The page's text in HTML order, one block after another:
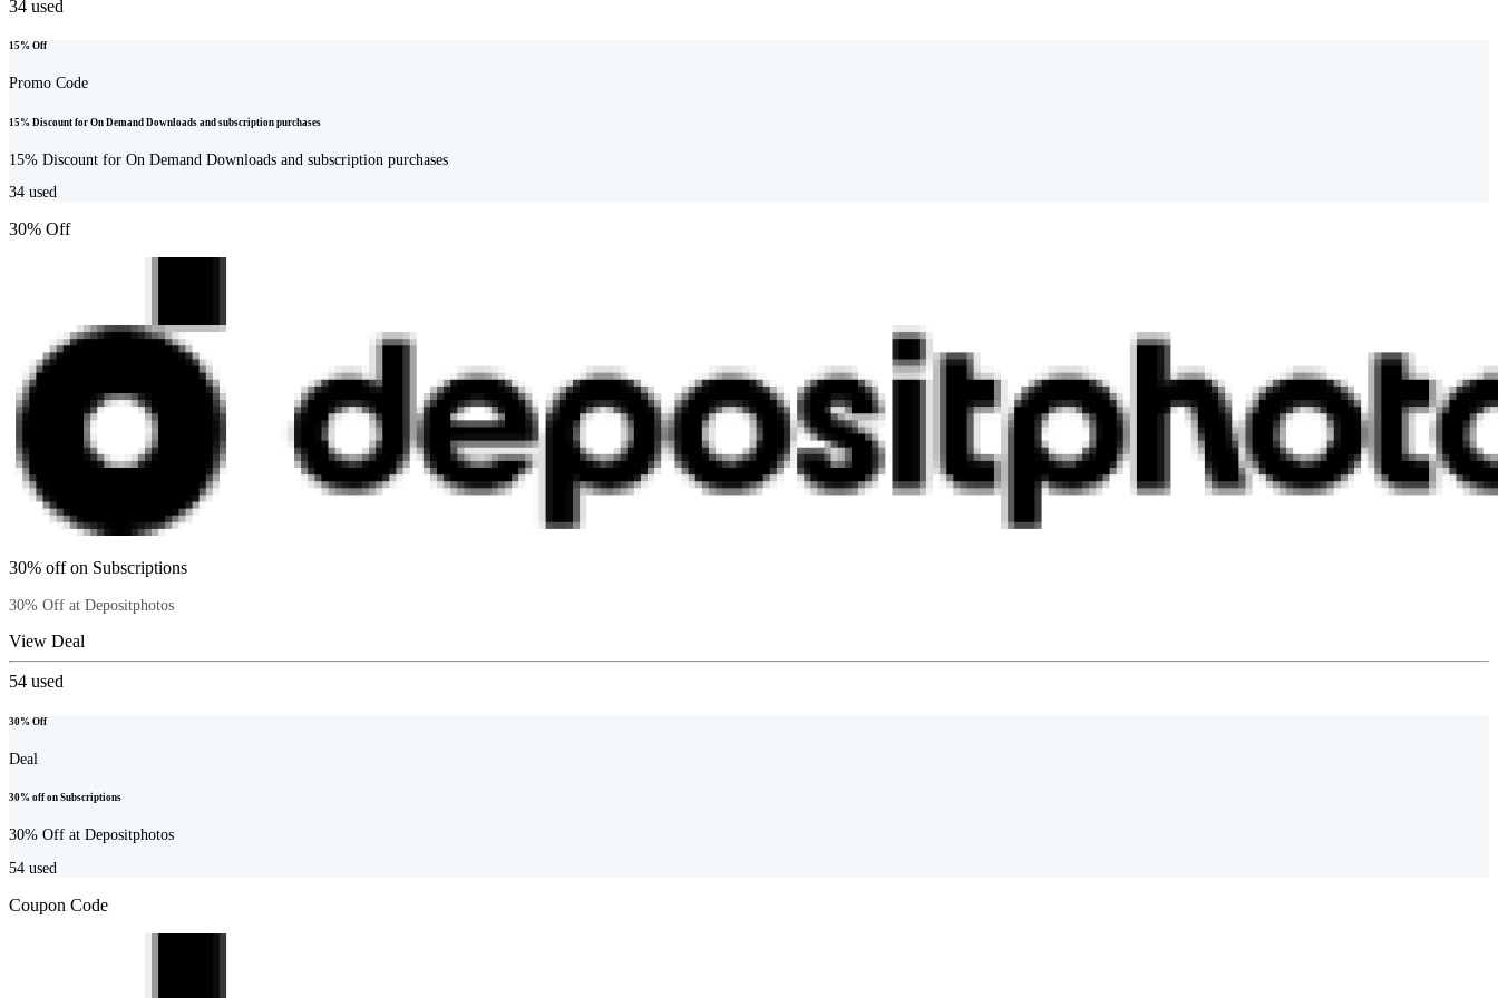
34 used
15% Off
Promo Code
15% Discount for On Demand Downloads and subscription purchases
15% Discount for On Demand Downloads and subscription purchases
34 used
30% Off
30% off on Subscriptions
30% Off at Depositphotos
View Deal
54 used
30% Off
Deal
30% off on Subscriptions
30% Off at Depositphotos
54 used
Coupon Code